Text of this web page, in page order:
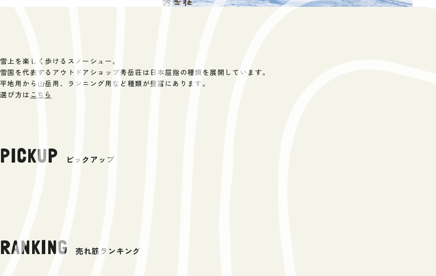
雪上を楽しく歩けるスノーシュー。
雪国を代表するアウトドアショップ秀岳荘は日本屈指の種類を展開しています。
平地用から山岳用、ランニング用など種類が豊富にあります。
選び方は こちら
PICKUP ピックアップ
RANKING 売れ筋ランキング